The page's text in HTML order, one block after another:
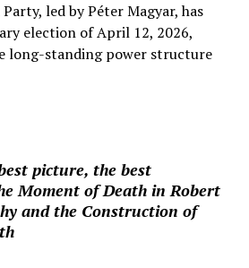
led by Péter Magyar, has
election of April 12, 2026,
long-standing power structure
picture, the best
Moment of Death in Robert
and the Construction of